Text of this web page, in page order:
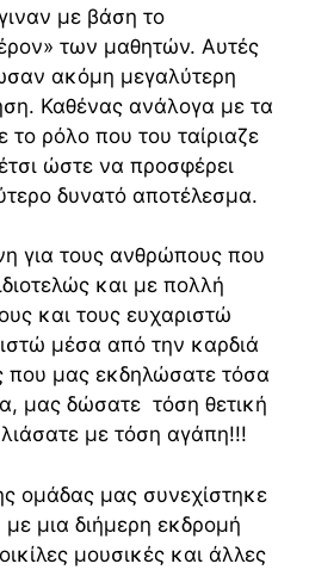
με βάση το
των μαθητών. Αυτές
ακόμη μεγαλύτερη
Καθένας ανάλογα με τα
το ρόλο που του ταίριαζε
ώστε να προσφέρει
δυνατό αποτέλεσμα.
για τους ανθρώπους που
και με πολλή
και τους ευχαριστώ
μέσα από την καρδιά
που μας εκδηλώσατε τόσα
μας δώσατε τόση θετική
με τόση αγάπη!!!
ομάδας μας συνεχίστηκε
μια διήμερη εκδρομή
μουσικές και άλλες